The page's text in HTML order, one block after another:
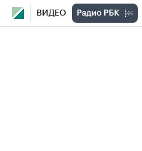
ВИДЕО